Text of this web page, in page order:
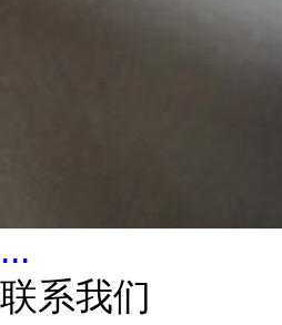
...
联系我们